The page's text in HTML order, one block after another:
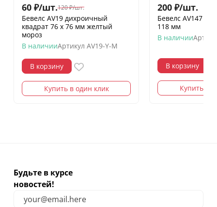
60 ₽/шт.120 ₽/шт.
Бевелс AV19 дихроичный
квадрат 76 х 76 мм желтый
мороз
В наличииАртикул AV19-Y-M
В корзину
Купить в один клик
200 ₽/шт.
Бевелс AV147 (4
118 мм
В наличии
В корзину
Купить в
Будьте в курсе
новостей!